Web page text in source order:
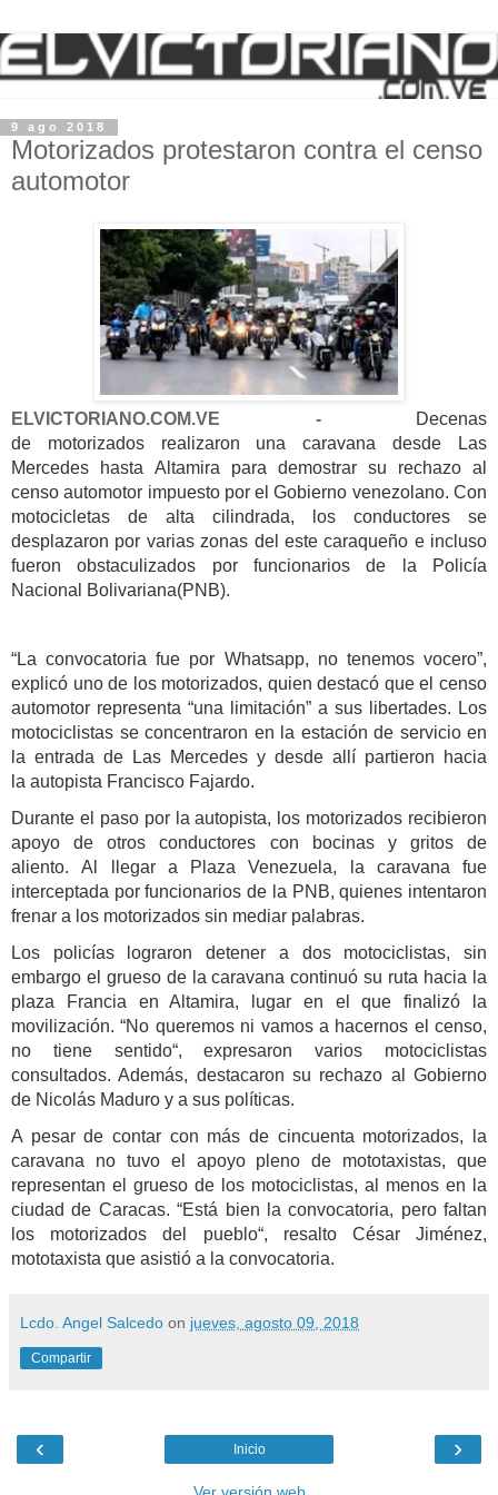
9 ago 2018
Motorizados protestaron contra el censo
automotor
ELVICTORIANO.COM.VE -
Decenas
de motorizados realizaron una caravana desde Las
Mercedes hasta Altamira para demostrar su rechazo al
censo automotor impuesto por el Gobierno venezolano. Con
motocicletas de alta cilindrada, los conductores se
desplazaron por varias zonas del este caraqueño e incluso
fueron obstaculizados por funcionarios de la Policía
Nacional Bolivariana(PNB).
“La convocatoria fue por Whatsapp, no tenemos vocero”,
explicó uno de los motorizados, quien destacó que el censo
automotor representa “una limitación” a sus libertades. Los
motociclistas se concentraron en la estación de servicio en
la entrada de Las Mercedes y desde allí partieron hacia
la autopista Francisco Fajardo.
Durante el paso por la autopista, los motorizados recibieron
apoyo de otros conductores con bocinas y gritos de
aliento.Al llegar a Plaza Venezuela, la caravana fue
interceptada por funcionarios de la PNB, quienes intentaron
frenar a los motorizados sin mediar palabras.
Los policías lograron detener a dos motociclistas, sin
embargo el grueso de la caravana continuó su ruta hacia la
plaza Francia en Altamira, lugar en el que finalizó la
movilización.“No queremos ni vamos a hacernos el censo,
no tiene sentido“, expresaron varios motociclistas
consultados. Además, destacaron su rechazo al Gobierno
de Nicolás Maduro y a sus políticas.
A pesar de contar con más de cincuenta motorizados, la
caravana no tuvo el apoyo pleno de mototaxistas, que
representan el grueso de los motociclistas, al menos en la
ciudad de Caracas.“Está bien la convocatoria, pero faltan
los motorizados del pueblo“, resalto César Jiménez,
mototaxista que asistió a la convocatoria.
Lcdo. Angel Salcedo on jueves, agosto 09, 2018
Compartir
‹ ›
Inicio